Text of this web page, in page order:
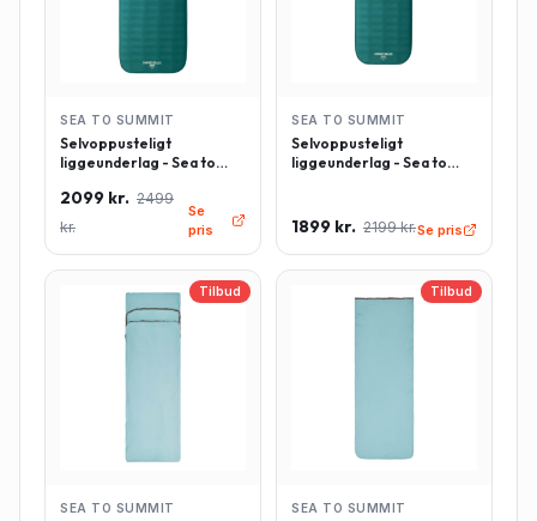
SEA TO SUMMIT
Selvoppusteligt
liggeunderlag - Sea to
Rektangulær - Large -
Grøn
2099 kr. 2499
kr.
Se
pris
SEA TO SUMMIT
Selvoppusteligt
liggeunderlag - Sea to
Grøn
1899 kr. 2199 kr.Se pris
Tilbud
SEA TO SUMMIT
Tilbud
SEA TO SUMMIT